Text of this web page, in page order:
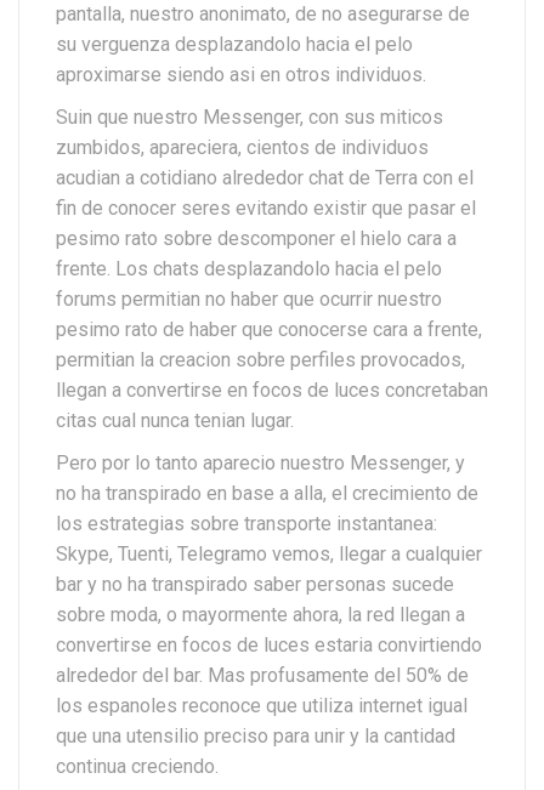
pantalla, nuestro anonimato, de no asegurarse de
su verguenza desplazandolo hacia el pelo
aproximarse siendo asi­ en otros individuos.
Suin que nuestro Messenger, con sus miticos
zumbidos, apareciera, cientos de individuos
acudian a cotidiano alrededor chat de Terra con el
fin de conocer seres evitando existir que pasar el
pesimo rato sobre descomponer el hielo cara a
frente. Los chats desplazandolo hacia el pelo
forums permitian no haber que ocurrir nuestro
pesimo rato de haber que conocerse cara a frente,
permitian la creacion sobre perfiles provocados,
llegan a convertirse en focos de luces concretaban
citas cual nunca tenian lugar.
Pero por lo tanto aparecio nuestro Messenger, y
no ha transpirado en base a alla, el crecimiento de
los estrategias sobre transporte instantanea:
Skype, Tuenti, Telegramo vemos, llegar a cualquier
bar y no ha transpirado saber personas sucede
sobre moda, o mayormente ahora, la red llegan a
convertirse en focos de luces estaria convirtiendo
alrededor del bar. Mas profusamente del 50% de
los espanoles reconoce que utiliza internet igual
que una utensilio preciso para unir y la cantidad
continua creciendo.